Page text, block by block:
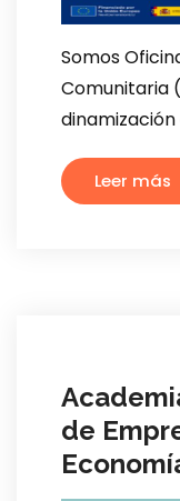
Somos
Comunitaria
Leer más
de